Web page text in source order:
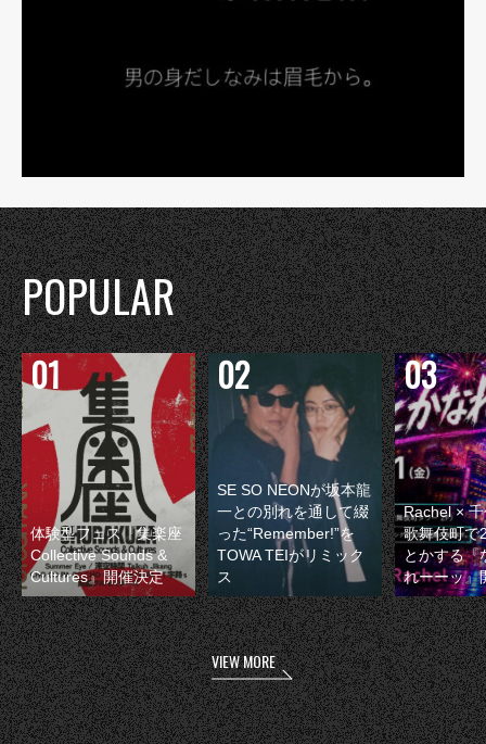
POPULAR
体験型フェス『集楽座
Collective Sounds &
Cultures』開催決定
SE SO NEONが坂本龍
一との別れを通して綴
った“Remember!”を
TOWA TEIがリミック
ス
Rachel ×
歌舞伎町で
とかする『
れーーッ』
VIEW MORE